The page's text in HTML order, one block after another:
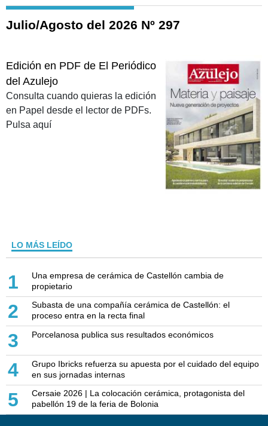
Julio/Agosto del 2026 Nº 297
Edición en PDF de El Periódico
del Azulejo
Consulta cuando quieras la edición
en Papel desde el lector de PDFs.
Pulsa aquí
LO MÁS LEÍDO
1
Una empresa de cerámica de Castellón cambia de
propietario
2
Subasta de una compañía cerámica de Castellón: el
proceso entra en la recta final
3 Porcelanosa publica sus resultados económicos
4
Grupo Ibricks refuerza su apuesta por el cuidado del equipo
en sus jornadas internas
5
Cersaie 2026 | La colocación cerámica, protagonista del
pabellón 19 de la feria de Bolonia